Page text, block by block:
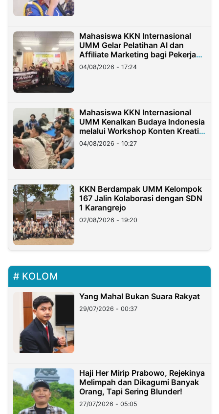
Mahasiswa KKN Internasional
UMM Gelar Pelatihan AI dan
Affiliate Marketing bagi Pekerja
Migran Indonesia di Taiwan
04/08/2026 - 17:24
Mahasiswa KKN Internasional
UMM Kenalkan Budaya Indonesia
melalui Workshop Konten Kreatif
di Taiwan
04/08/2026 - 10:27
KKN Berdampak UMM Kelompok
167 Jalin Kolaborasi dengan SDN
1 Karangrejo
02/08/2026 - 19:20
KOLOM
Yang Mahal Bukan Suara Rakyat
29/07/2026 - 00:37
Haji Her Mirip Prabowo, Rejekinya
Melimpah dan Dikagumi Banyak
Orang, Tapi Sering Blunder!
27/07/2026 - 05:05